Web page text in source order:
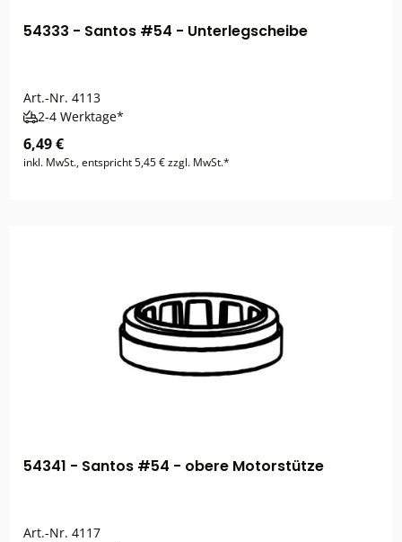
54333 - Santos #54 - Unterlegscheibe
Art.-Nr. 4113
2-4 Werktage*
6,49 €
inkl. MwSt., entspricht 5,45 € zzgl. MwSt.*
54341 - Santos #54 - obere Motorstütze
Art.-Nr. 4117